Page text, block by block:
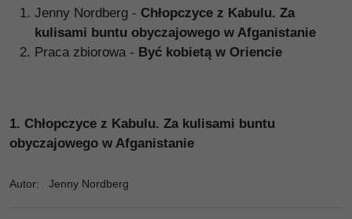
Jenny Nordberg - Chłopczyce z Kabulu. Za
kulisami buntu obyczajowego w Afganistanie
Praca zbiorowa- Być kobietą w Oriencie
1. Chłopczyce z Kabulu. Za kulisami buntu
obyczajowego w Afganistanie
Autor: Jenny Nordberg